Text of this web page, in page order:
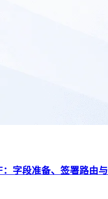
字段准备、签署路由与